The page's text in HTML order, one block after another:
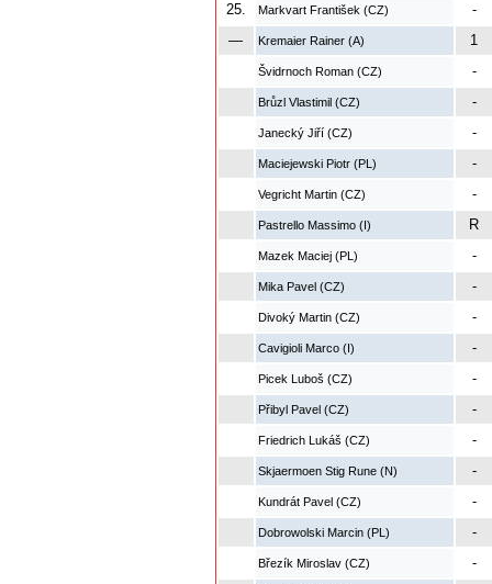
25.
Markvart František (CZ)
-
—
Kremaier Rainer (A) 1
Švidrnoch Roman (CZ) -
Brůzl Vlastimil (CZ) -
Janecký Jiří (CZ) -
Maciejewski Piotr (PL) -
Vegricht Martin (CZ) -
Pastrello Massimo (I) R
Mazek Maciej (PL) -
Mika Pavel (CZ) -
Divoký Martin (CZ) -
Cavigioli Marco (I) -
Picek Luboš (CZ) -
Přibyl Pavel (CZ) -
Friedrich Lukáš (CZ) -
Skjaermoen Stig Rune (N) -
Kundrát Pavel (CZ) -
Dobrowolski Marcin (PL) -
Březík Miroslav (CZ) -